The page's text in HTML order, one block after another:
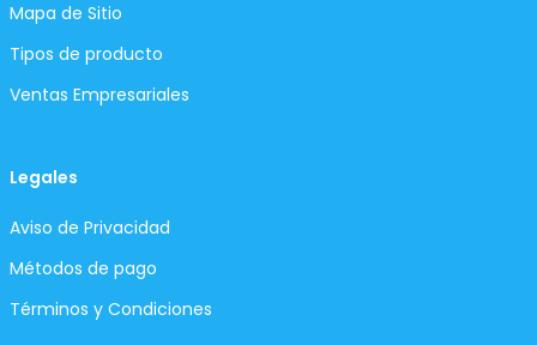
Mapa de Sitio
Tipos de producto
Ventas Empresariales
Legales
Aviso de Privacidad
Métodos de pago
Términos y Condiciones